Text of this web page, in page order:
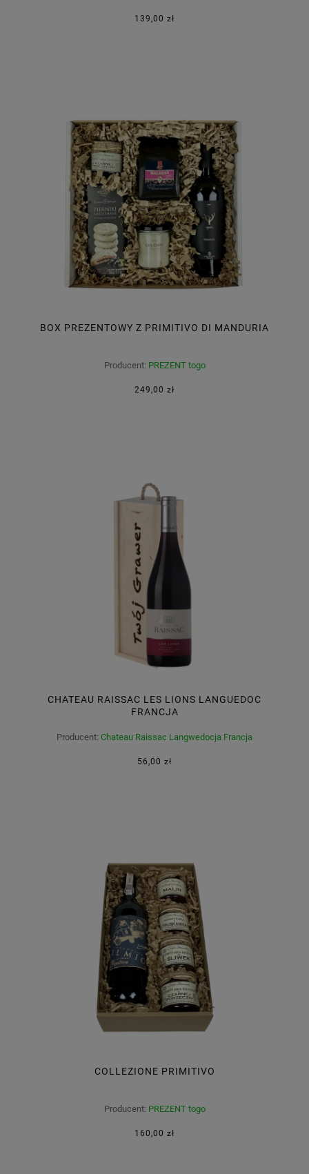
139,00 zł
BOX PREZENTOWY Z PRIMITIVO DI MANDURIA
Producent: PREZENT togo
249,00 zł
CHATEAU RAISSAC LES LIONS LANGUEDOC
FRANCJA
Producent: Chateau Raissac Langwedocja Francja
56,00 zł
COLLEZIONE PRIMITIVO
Producent: PREZENT togo
160,00 zł